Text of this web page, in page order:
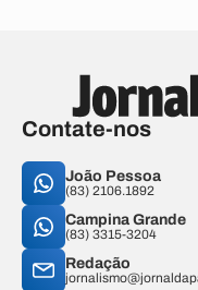
Contate-nos
João Pessoa
(83) 2106.1892
Campina Grande
(83) 3315-3204
Redação